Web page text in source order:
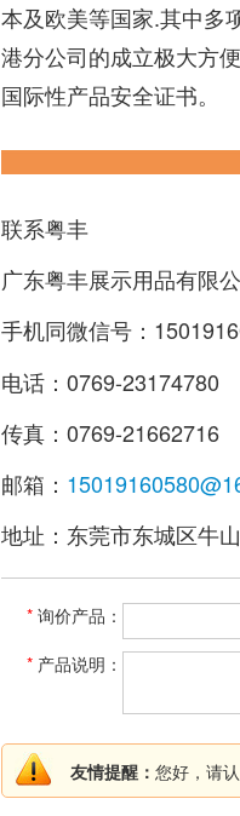
本及欧美等国家.其中多
港分公司的成立极大方
国际性产品安全证书。
联系粤丰
广东粤丰展示用品有限
手机同微信号：
电话：0769-23174780
传真：0769-21662716
邮箱：
地址：东莞市东城区牛
* 询价产品：
* 产品说明：
友情提醒： 您好，请